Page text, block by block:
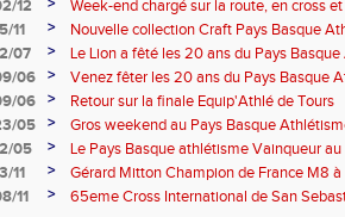
12
Week-end chargé sur la route, en cross
11
>
Nouvelle collection Craft Pays Basque
07
>
Le Lion a fêté les 20 ans du Pays
06
>
Venez fêter les 20 ans du Pays Basque
06
>
Retour sur la finale Equip'Athlé de Tours
05
>
Gros weekend au Pays Basque
05
>
Le Pays Basque athlétisme Vainqueur au
11
>
Gérard Mitton Champion de France M8
des athlètes du PBA
11 > 65eme Cross International de San